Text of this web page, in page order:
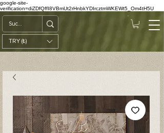
google-site-
verification=diZDfQffI8VBmUt2rHnbkYDIrcztmWKEWt5_Om4tH5U
TRY (₺)